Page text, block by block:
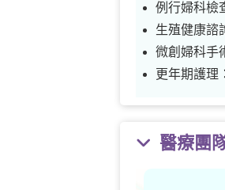
例行婦科檢
生殖健康諮
微創婦科手
更年期護理
醫療團